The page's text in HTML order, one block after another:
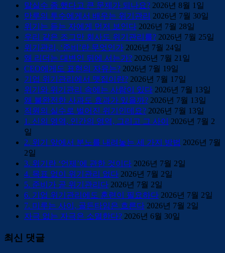
말실수 좀 했다고 큰 문제가 되나요? 2026년 8월 1일
만루의 투수에게서 배우는 위기관리 2026년 7월 30일
위기는 듣는 자에게 먼저 보인다 2026년 7월 28일
우리 같은 조그만 회사도 위기관리를? 2026년 7월 25일
위기관리, ‘준비’란 무엇인가 2026년 7월 24일
왜 리더는 대변인 뒤에 서는가? 2026년 7월 21일
CEO에게도 표현의 자유는? 2026년 7월 19일
기업 위기관리에서 맷집이란? 2026년 7월 17일
위기와 위기관리 속에는 사람이 있다 2026년 7월 13일
왜 불완전한 사과도 효과가 있을까? 2026년 7월 13일
직원의 실수로 벌어진 위기인데요? 2026년 7월 13일
1. 신의 영역, 인간의 영역, 그리고 그 사이
2026년 7월 2
일
2. 위기 앞에서 분노를 내려놓는 세 가지 방법 2026년 7월
2일
3. 위기란 ‘언제’에 관한 것이다 2026년 7월 2일
4. 목표 없이 위기관리 없다 2026년 7월 2일
5. 준비가 곧 위기관리다 2026년 7월 2일
6. 기업 위기관리에도 훈련이 필요하다 2026년 7월 2일
7. 미루는 사이, 골든타임은 흐른다 2026년 7월 2일
자극 없는 자극은 소멸한다? 2026년 6월 30일
최신 댓글